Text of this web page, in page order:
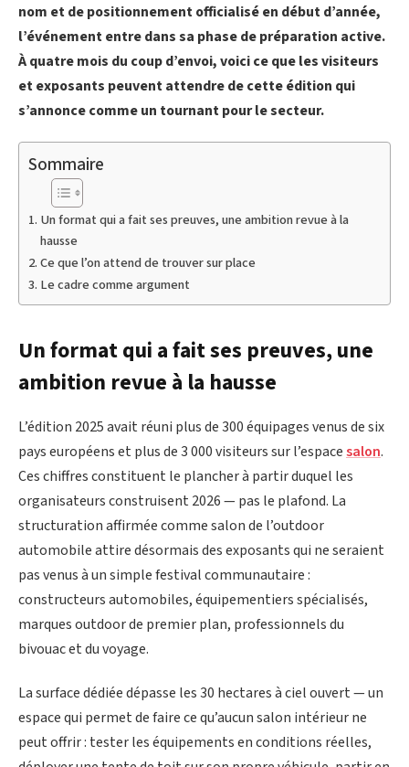
nom et de positionnement officialisé en début d’année,
l’événement entre dans sa phase de préparation active.
À quatre mois du coup d’envoi, voici ce que les visiteurs
et exposants peuvent attendre de cette édition qui
s’annonce comme un tournant pour le secteur.
Sommaire
Un format qui a fait ses preuves, une ambition revue à la
hausse
Ce que l’on attend de trouver sur place
Le cadre comme argument
Un format qui a fait ses preuves, une
ambition revue à la hausse
L’édition 2025 avait réuni plus de 300 équipages venus de six
pays européens et plus de 3 000 visiteurs sur l’espacesalon.
Ces chiffres constituent le plancher à partir duquel les
organisateurs construisent 2026 — pas le plafond. La
structuration affirmée comme salon de l’outdoor
automobile attire désormais des exposants qui ne seraient
pas venus à un simple festival communautaire :
constructeurs automobiles, équipementiers spécialisés,
marques outdoor de premier plan, professionnels du
bivouac et du voyage.
La surface dédiée dépasse les 30 hectares à ciel ouvert — un
espace qui permet de faire ce qu’aucun salon intérieur ne
peut offrir : tester les équipements en conditions réelles,